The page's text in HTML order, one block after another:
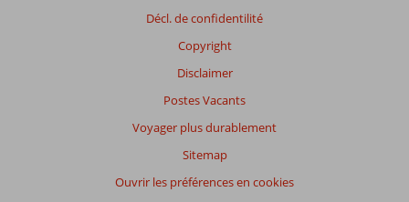
Décl. de confidentilité
Copyright
Disclaimer
Postes Vacants
Voyager plus durablement
Sitemap
Ouvrir les préférences en cookies